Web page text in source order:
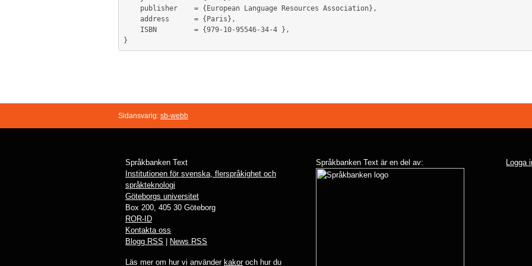
Sidansvarig: sb-webb
Språkbanken Text
Institutionen för svenska, flerspråkighet och
språkteknologi
Göteborgs universitet
Box 200, 405 30 Göteborg
ROR-ID
Kontakta oss
Blogg RSS
News RSS
Läs mer om hur vi använder kakoroch hur du
Språkbanken Text är en del av: Logga